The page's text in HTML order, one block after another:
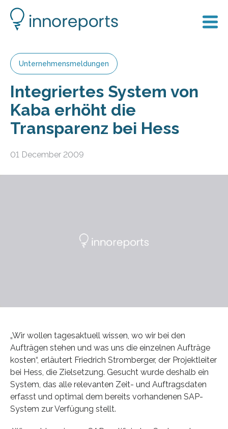
Unternehmensmeldungen
Integriertes System von
Kaba erhöht die
Transparenz bei Hess
01 December 2009
„Wir wollen tagesaktuell wissen, wo wir bei den
Aufträgen stehen und was uns die einzelnen Aufträge
kosten“, erläutert Friedrich Stromberger, der Projektleiter
bei Hess, die Zielsetzung. Gesucht wurde deshalb ein
System, das alle relevanten Zeit- und Auftragsdaten
erfasst und optimal dem bereits vorhandenen SAP-
System zur Verfügung stellt.